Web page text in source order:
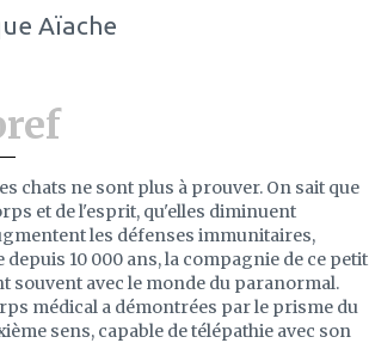
Aïache
chats ne sont plus à prouver. On sait que
et de l'esprit, qu'elles diminuent
les défenses immunitaires,
10 000 ans, la compagnie de ce petit
souvent avec le monde du paranormal.
médical a démontrées par le prisme du
sens, capable de télépathie avec son